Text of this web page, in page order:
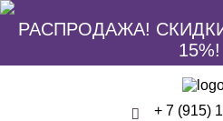
РАСПРОДАЖА!
15%!
+ 7 (915)